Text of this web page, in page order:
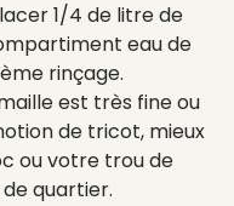
1/4 de litre de
eau de
rinçage.
est très fine ou
de tricot, mieux
ou votre trou de
quartier.